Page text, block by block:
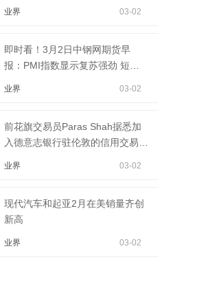
业界 03-02
即时看！3月2日中钢网期货早
报：PMI指数显示复苏强劲 短期
业界 03-02
前花旗交易员Paras Shah据悉加
入德意志银行驻伦敦的信用交易部
业界 03-02
现代汽车和起亚2月在美销量齐创
新高
业界 03-02